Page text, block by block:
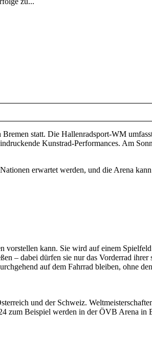
statt. Die Hallenradsport-WM
Kunstrad-Performances. Am
erwartet werden, und die Arena
kann. Sie wird auf einem
– dabei dürfen sie nur das Vorderrad
auf dem Fahrrad bleiben, ohne
und der Schweiz.
zum Beispiel werden in der ÖVB Arena in